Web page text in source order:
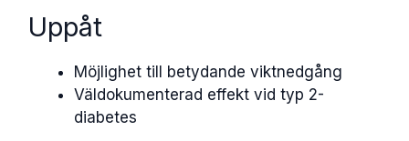
Uppåt
Möjlighet till betydande viktnedgång
Väldokumenterad effekt vid typ 2-
diabetes